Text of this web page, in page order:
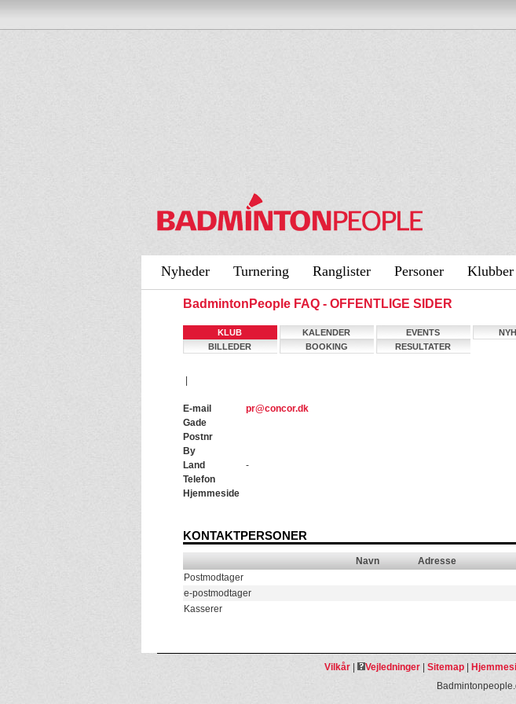
Nyheder Turnering Ranglister Personer Klubber
BadmintonPeople FAQ - OFFENTLIGE SIDER
KLUB KALENDER EVENTS
BILLEDER
BOOKING RESULTATER
E-mail
pr@concor.dk
Gade
Postnr
By
Land
-
Telefon
Hjemmeside
KONTAKTPERSONER
Navn Adresse
Postmodtager
e-postmodtager
Kasserer
Vilkår Vejledninger Sitemap